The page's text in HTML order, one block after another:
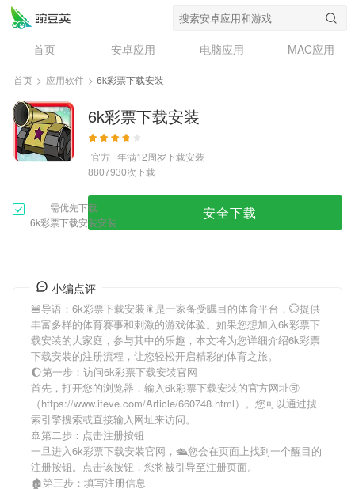
首页 安卓应用 电脑应用
MAC应用
资讯
专题
问答
首页 > 应用软件 > 6k彩票下载安装
6k彩票下载安装
官方 年满12周岁下载安装
8807930次下载
需优先下载
6k彩票下载安装安装
安全下载
小编点评
🍔导语： 6k彩票下载安装🎇是一家备受瞩目的体育平台，💮提供
丰富多样的体育赛事和刺激的游戏体验。如果您想加入6k彩票下
载安装的大家庭，参与其中的乐趣，本文将为您详细介绍6k彩票
下载安装的注册流程，让您轻松开启精彩的体育之旅。
🌔第一步：访问6k彩票下载安装官网
首先，打开您的浏览器，输入6k彩票下载安装的官方网址🉑
（https://www.ifeve.com/Article/660748.html）。您可以通过搜
索引擎搜索或直接输入网址来访问。
🚢第二步：点击注册按钮
一旦进入6k彩票下载安装官网，🛳您会在页面上找到一个醒目的
注册按钮。点击该按钮，您将被引导至注册页面。
🏚第三步：填写注册信息